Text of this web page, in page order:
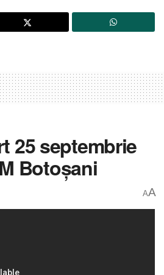
25 septembrie
Botoșani
AA